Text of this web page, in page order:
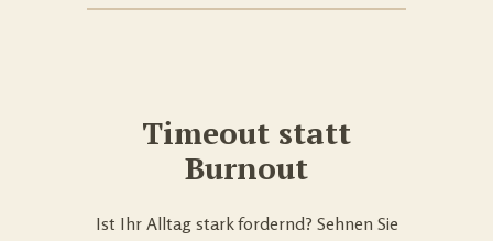
Timeout statt
Burnout
Ist Ihr Alltag stark fordernd? Sehnen Sie